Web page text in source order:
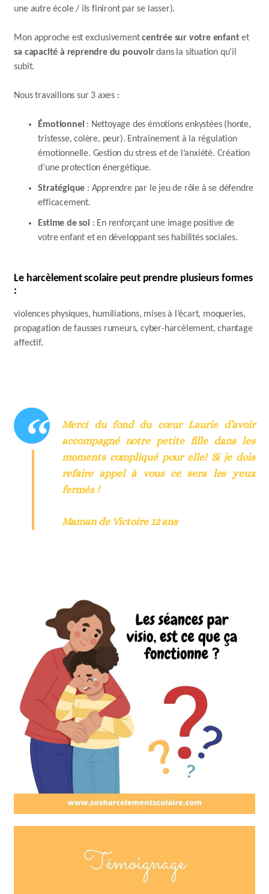
une autre école/ ils finiront par se lasser).
Mon approche est exclusivementcentrée sur votre enfant et
sa capacité à reprendre du pouvoirdans la situation qu’il
subit.
Nous travaillons sur 3 axes :
Émotionnel : Nettoyage des émotions enkystées (honte,
tristesse, colère, peur). Entrainement à la régulation
émotionnelle. Gestion du stress et de l’anxiété. Création
d’une protection énergétique.
Stratégique : Apprendre par le jeu de rôle à se défendre
efficacement.
Estime de soi: En renforçant une image positive de
votre enfant et en développant ses habilités sociales.
Le harcèlement scolaire peut prendre plusieurs formes
:
violences physiques, humiliations, mises à l’écart, moqueries,
propagation de fausses rumeurs, cyber-harcèlement, chantage
affectif.
Merci du fond du cœur Laurie d’avoir
accompagné notre petite fille dans les
moments compliqué pour elle! Si je dois
refaire appel à vous ce sera les yeux
fermés !
Maman de Victoire 12 ans